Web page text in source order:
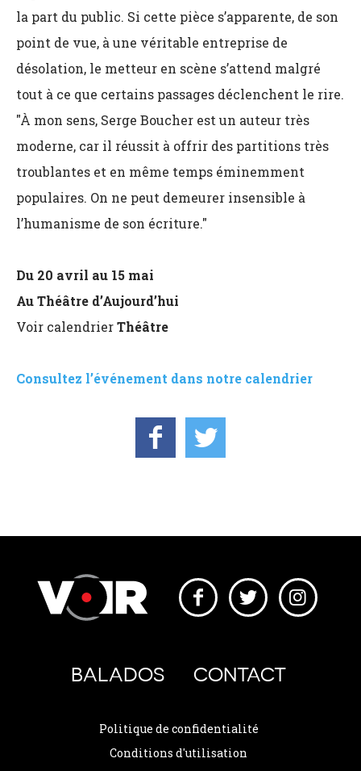
la part du public. Si cette pièce s’apparente, de son
point de vue, à une véritable entreprise de
désolation, le metteur en scène s’attend malgré
tout à ce que certains passages déclenchent le rire.
"À mon sens, Serge Boucher est un auteur très
moderne, car il réussit à offrir des partitions très
troublantes et en même temps éminemment
populaires. On ne peut demeurer insensible à
l’humanisme de son écriture."
Du 20 avril au 15 mai
Au Théâtre d’Aujourd’hui
Voir calendrierThéâtre
Consultez l’événement dans notre calendrier
BALADOS CONTACT
Politique de confidentialité
Conditions d'utilisation